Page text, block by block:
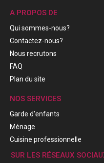
A PROPOS DE
Qui sommes-nous?
Contactez-nous?
Nous recrutons
FAQ
Plan du site
NOS SERVICES
Garde d'enfants
Ménage
Cuisine professionnelle
SUR LES RÉSEAUX